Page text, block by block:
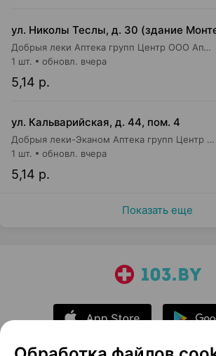
ул. Николы Теслы, д. 30 (здание
Добрыя леки Аптека групп Центр ООО Аптека №106
5,14 р.
1 шт. обновл. вчера
ул. Кальварийская, д. 44, пом. 4
Добрыя леки-Эканом Аптека групп Центр ООО Аптека №39
5,14 р.
1 шт. обновл. вчера
Показать еще